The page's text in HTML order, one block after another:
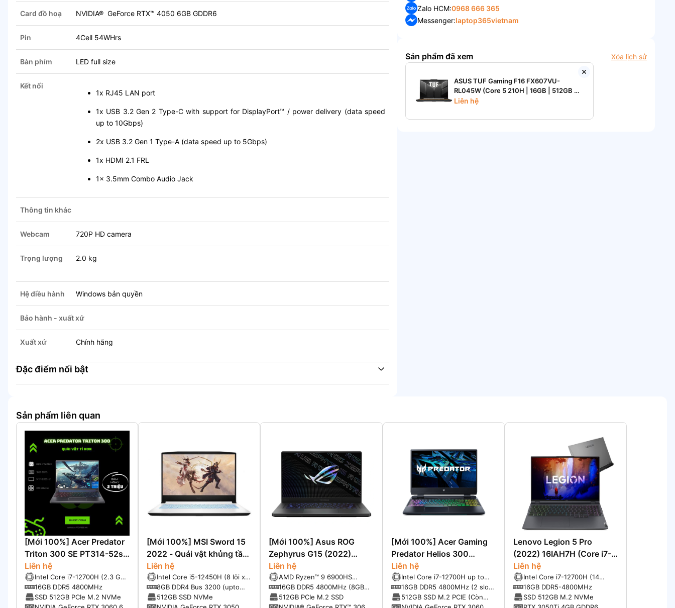
Card đồ hoạ NVIDIA® GeForce RTX™ 4050 6GB GDDR6
Pin 4Cell 54WHrs
Bàn phím LED full size
Kết nối
1x RJ45 LAN port
1x USB 3.2 Gen 2 Type-C with support for DisplayPort™ / power delivery (data speed
up to 10Gbps)
2x USB 3.2 Gen 1 Type-A (data speed up to 5Gbps)
1x HDMI 2.1 FRL
1x 3.5mm Combo Audio Jack
Thông tin khác
Webcam 720P HD camera
Trọng lượng 2.0 kg
Hệ điều hành Windows bản quyền
Bảo hành - xuất xứ
Xuất xứ Chính hãng
Đặc điểm nổi bật
Zalo HCM:0968 666 365
Messenger:laptop365vietnam
Sản phẩm đã xem Xóa lịch sử
ASUS TUF Gaming F16 FX607VU-
RL045W (Core 5 210H | 16GB | 512GB |
RTX 4050 | 16 inch WUXGA | Win 11 |
Liên hệ
Sản phẩm liên quan
[Mới 100%] Acer Predator
Triton 300 SE PT314-52s-
747P (2022) (Core i7-
12700H, 16GB, 512G, RTX
3060 6G, 14 FHD+
165GHZ)
Liên hệ
Intel Core i7-12700H (2.3 GHz
up to 4.7 GHz, 14 Cores, 20
Threads, 24 MB Cache)
16GB DDR5 4800MHz
SSD 512GB PCIe M.2 NVMe
[Mới 100%] MSI Sword 15
2022 - Quái vật khủng tầm
phân khúc.
Liên hệ
Intel Core i5-12450H (8 lõi x
12 luồng, 12 MB Intel® Smart
Cache)
8GB DDR4 Bus 3200 (upto
64GB)
512GB SSD NVMe
[Mới 100%] Asus ROG
Zephyrus G15 (2022)
Ryzen™ 9 6900HS, Ram
16G, SSD 512G, RTX 3060,
QHD 165 Hz
Liên hệ
AMD Ryzen™ 9 6900HS
Processor (8-Cores, 16-
Threads, 20MB Cache, up to
4.9GHz Max Turbo
16GB DDR5 4800MHz (8GB
Onboard + 8GB External)
512GB PCIe M.2 SSD
[Mới 100%] Acer Gaming
Predator Helios 300
(2022) (Core i7-12700H,
16GB, 512GB, RTX 3060,
15.6” FHD 165Hz)
Liên hệ
Intel Core i7-12700H up to
4.7GHz, 24MB Cache
16GB DDR5 4800MHz (2 slot
SO-DIMM socket, nâng cấp
tối đa 32GB SDRAM)
512GB SSD M.2 PCIE (Còn
Lenovo Legion 5 Pro
(2022) 16IAH7H (Core i7-
12700H, RTX 3060, 16″
WQXGA 165Hz)
Liên hệ
Intel Core i7-12700H (14
cores/ 20 Threads, up to
4,70GHz, 24MB Cache)
16GB DDR5-4800MHz
SSD 512GB M.2 NVMe